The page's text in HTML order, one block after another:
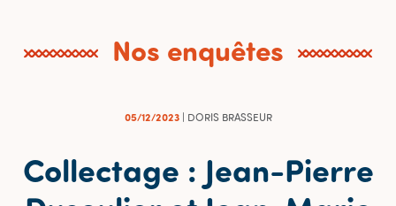
Nos enquêtes
05/12/2023 | DORIS BRASSEUR
Collectage : Jean-Pierre